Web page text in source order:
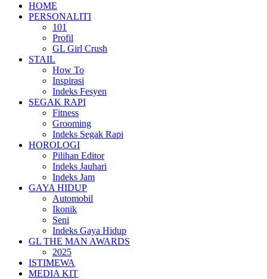
HOME
PERSONALITI
101
Profil
GL Girl Crush
STAIL
How To
Inspirasi
Indeks Fesyen
SEGAK RAPI
Fitness
Grooming
Indeks Segak Rapi
HOROLOGI
Pilihan Editor
Indeks Jauhari
Indeks Jam
GAYA HIDUP
Automobil
Ikonik
Seni
Indeks Gaya Hidup
GL THE MAN AWARDS
2025
ISTIMEWA
MEDIA KIT